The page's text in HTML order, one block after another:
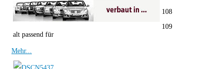
alt passend für
108
109
Mehr...